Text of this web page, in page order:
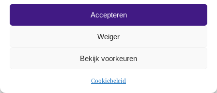
Accepteren
Weiger
Bekijk voorkeuren
Cookiebeleid